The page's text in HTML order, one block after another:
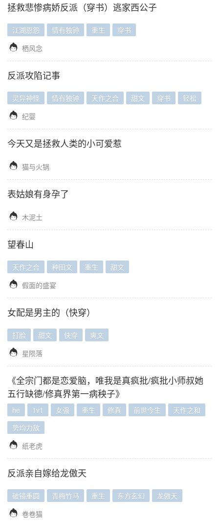
拯救悲惨病娇反派（穿书）逃家西公子
江湖恩怨 情有独钟 重生 穿书
 栖风念
反派攻陷记事
灵异神怪 情有独钟 天作之合 甜文 穿书 轻松
 纪婴
今天又是拯救人类的小可爱惹
 猫与火锅
表姑娘有身孕了
 木泥土
望春山
天作之合 种田文 重生 甜文
 假面的盛宴
女配是男主的（快穿）
打脸 甜文 快穿 爽文
 星陨落
《全宗门都是恋爱脑，唯我是真疯批/疯批小师叔她
五行缺德/修真界第一病秧子》
he 1v1 女强 重生 修真 前世今生
天作之和
势均力敌
 纸老虎
反派亲自嫁给龙傲天
破镜重圆 青梅竹马 重生 东方玄幻 龙傲天
 卷卷猫